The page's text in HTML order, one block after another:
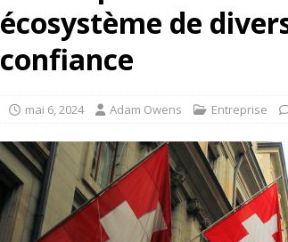
écosystème de
confiance
mai 6, 2024 Adam Owens Entreprise